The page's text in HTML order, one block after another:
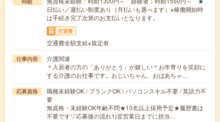
日払い／週払い制度あり（月払いも選べます）※稼働開始時
は手続き完了次第のお支払いとなります。
交通費
交通費全額支給※規定有
仕事内容
介護関連
＊入居者の方の「ありがとう」が嬉しい＊お年寄りを笑顔に
する介護のお仕事です。おじいちゃん、おばあちゃ…
応募資格
職種未経験OK / ブランクOK / パソコンスキル不要 / 英語力不
要
無資格・未経験OK年齢不問★10名以上採用予定★履歴書は
不要です▽応募後の流れ1)翌営業日までに担当…